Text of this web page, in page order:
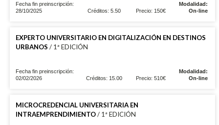
Fecha fin preinscripción:
28/10/2025
Créditos: 5.50 Precio: 150€
Modalidad:
On-line
EXPERTO UNIVERSITARIO EN DIGITALIZACIÓN EN DESTINOS
URBANOS / 1ª EDICIÓN
Fecha fin preinscripción:
02/02/2026
Créditos: 15.00 Precio: 510€
Modalidad:
On-line
MICROCREDENCIAL UNIVERSITARIA EN
INTRAEMPRENDIMIENTO/ 1ª EDICIÓN